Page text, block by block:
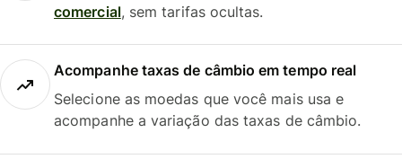
comercial, sem tarifas ocultas.
Acompanhe taxas de câmbio em tempo real
Selecione as moedas que você mais usa e
acompanhe a variação das taxas de câmbio.